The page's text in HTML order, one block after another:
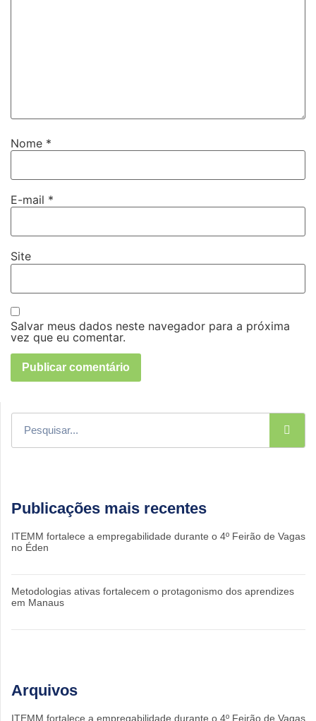
Nome *
E-mail *
Site
Salvar meus dados neste navegador para a próxima
vez que eu comentar.
Publicações mais recentes
ITEMM fortalece a empregabilidade durante o 4º Feirão de Vagas
no Éden
Metodologias ativas fortalecem o protagonismo dos aprendizes
em Manaus
Arquivos
ITEMM fortalece a empregabilidade durante o 4º Feirão de Vagas